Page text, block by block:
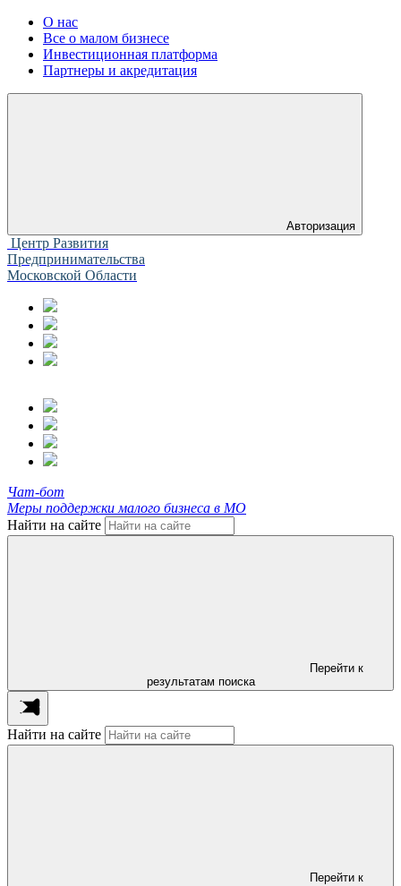
О нас
Все о малом бизнесе
Инвестиционная платформа
Партнеры и акредитация
Авторизация
Центр Развития
Предпринимательства
Московской Области
Чат-бот
Меры поддержки малого бизнеса в МО
Найти на сайте
Перейти к
результатам поиска
Найти на сайте
Перейти к